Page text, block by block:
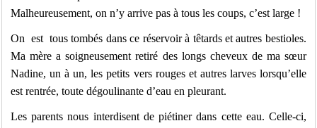
Malheureusement, on n’y arrive pas à tous les coups, c’est large !
On est tous tombés dans ce réservoir à têtards et autres bestioles.
Ma mère a soigneusement retiré des longs cheveux de ma sœur
Nadine, un à un, les petits vers rouges et autres larves lorsqu’elle
est rentrée, toute dégoulinante d’eau en pleurant.
Les parents nous interdisent de piétiner dans cette eau. Celle-ci,